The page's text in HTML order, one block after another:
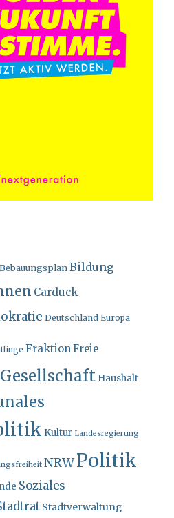
BebauungsplanBildung
Carduck
Deutschland Europa
Fraktion Freie
Gesellschaft Haushalt
Kultur Landesregierung
NRWPolitik
Soziales
Stadtverwaltung